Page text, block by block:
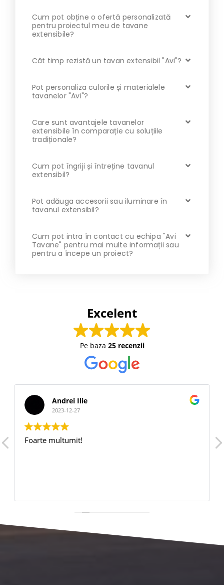
Cum pot obține o ofertă personalizată
pentru proiectul meu de tavane
extensibile?
Cât timp rezistă un tavan extensibil "Avi"?
Pot personaliza culorile și materialele
tavanelor "Avi"?
Care sunt avantajele tavanelor
extensibile în comparație cu soluțiile
tradiționale?
Cum pot îngriji și întreține tavanul
extensibil?
Pot adăuga accesorii sau iluminare în
tavanul extensibil?
Cum pot intra în contact cu echipa "Avi
Tavane" pentru mai multe informații sau
pentru a începe un proiect?
Excelent
Pe baza 25 recenzii
Andrei Ilie
2023-12-27
Foarte multumit!